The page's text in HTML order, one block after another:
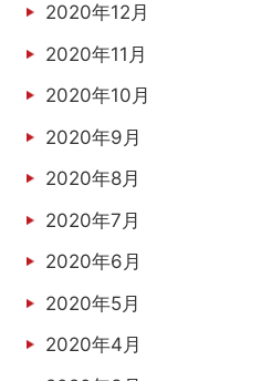
2020年12月
2020年11月
2020年10月
2020年9月
2020年8月
2020年7月
2020年6月
2020年5月
2020年4月